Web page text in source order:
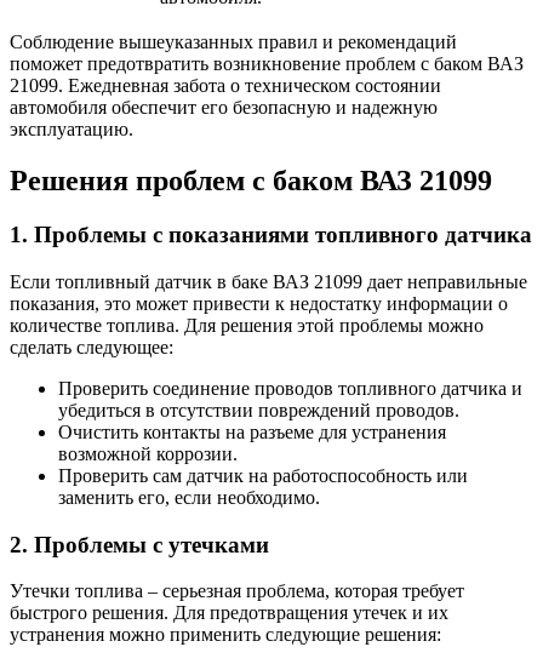
Соблюдение вышеуказанных правил и рекомендаций
поможет предотвратить возникновение проблем с баком ВАЗ
21099. Ежедневная забота о техническом состоянии
автомобиля обеспечит его безопасную и надежную
эксплуатацию.
Решения проблем с баком ВАЗ 21099
1. Проблемы с показаниями топливного датчика
Если топливный датчик в баке ВАЗ 21099 дает неправильные
показания, это может привести к недостатку информации о
количестве топлива. Для решения этой проблемы можно
сделать следующее:
Проверить соединение проводов топливного датчика и
убедиться в отсутствии повреждений проводов.
Очистить контакты на разъеме для устранения
возможной коррозии.
Проверить сам датчик на работоспособность или
заменить его, если необходимо.
2. Проблемы с утечками
Утечки топлива – серьезная проблема, которая требует
быстрого решения. Для предотвращения утечек и их
устранения можно применить следующие решения: